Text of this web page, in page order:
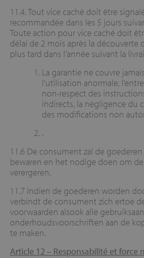
11.4. Tout vice caché doit être
recommandée dans les 5 jours
Toute action pour vice caché doit
délai de 2 mois après la découverte
plus tard dans l’année suivant la
La garantie ne couvre
l’utilisation anormale,
non-respect des
indirects, la négligence du
des modifications non
.
11.6 De consument zal de
bewaren en het nodige doen om
verergeren.
11.7 Indien de goederen worden
verbindt de consument zich ertoe
voorwaarden alsook alle
onderhoudsvoorschriften aan de
te maken.
Article 12 – Responsabilité et force